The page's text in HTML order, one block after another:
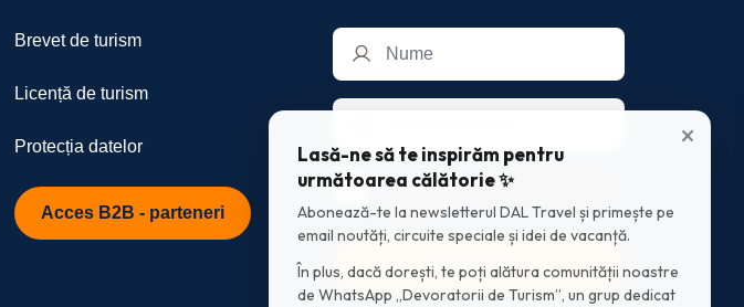
Brevet de turism
Licență de turism
Protecția datelor
Acces B2B - parteneri
Am luat la cunostinta
personal
Mă abonez
×
Lasă-ne să te inspirăm pentru
următoarea călătorie ✨
Abonează-te la newsletterul DAL Travel și primește pe
email noutăți, circuite speciale și idei de vacanță.
În plus, dacă dorești, te poți alătura comunității noastre
de WhatsApp „Devoratorii de Turism”, un grup dedicat